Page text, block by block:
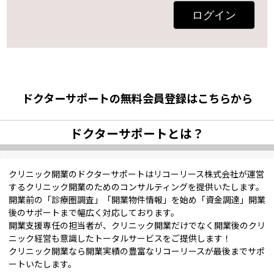
ログイン
ドクターサポートの無料会員登録はこちらから
ドクターサポートとは？
クリニック開業のドクターサポートはリコーリース株式会社が運営
するクリニック開業のためのコンサルティングを提供いたします。
開業前の「診療圏調査」「開業物件情報」を始め「資金調達」開業
後のサポートまで幅広く対応しております。
開業支援専任の担当者が、クリニック開業だけでなく開業後のクリ
ニック経営も意識したトータルサービスをご提供します！
クリニック開業なら開業実績の豊富なリコーリースが最後までサポ
ートいたします。